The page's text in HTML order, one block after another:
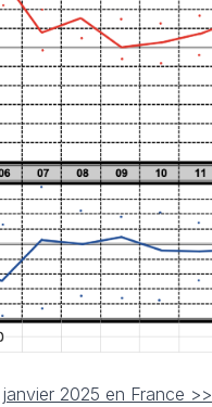
2025 en France >>